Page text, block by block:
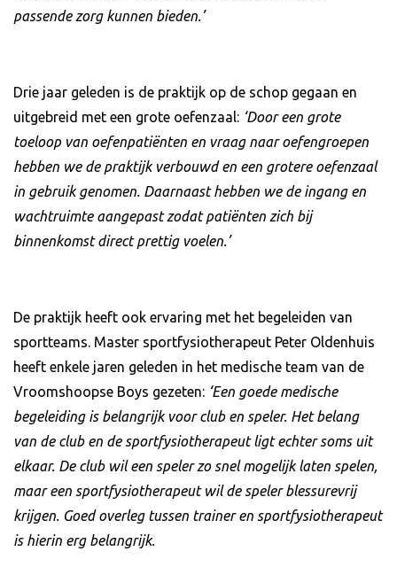
passende zorg kunnen bieden.’
Drie jaar geleden is de praktijk op de schop gegaan en
uitgebreid met een grote oefenzaal: ‘Door een grote
toeloop van oefenpatiënten en vraag naar oefengroepen
hebben we de praktijk verbouwd en een grotere oefenzaal
in gebruik genomen. Daarnaast hebben we de ingang en
wachtruimte aangepast zodat patiënten zich bij
binnenkomst direct prettig voelen.’
De praktijk heeft ook ervaring met het begeleiden van
sportteams. Master sportfysiotherapeut Peter Oldenhuis
heeft enkele jaren geleden in het medische team van de
Vroomshoopse Boys gezeten: ‘Een goede medische
begeleiding is belangrijk voor club en speler. Het belang
van de club en de sportfysiotherapeut ligt echter soms uit
elkaar. De club wil een speler zo snel mogelijk laten spelen,
maar een sportfysiotherapeut wil de speler blessurevrij
krijgen. Goed overleg tussen trainer en sportfysiotherapeut
is hierin erg belangrijk.